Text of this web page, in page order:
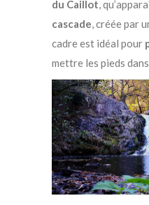
du Caillot,
cascade, créée par
cadre est idéal pour
mettre les pieds